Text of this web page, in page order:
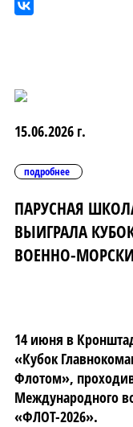
15.06.2026 г.
подробнее
ПАРУСНАЯ
ВЫИГРАЛА
ВОЕННО-
14 июня в
«Кубок
Флотом»,
Международного
«ФЛОТ-2026».